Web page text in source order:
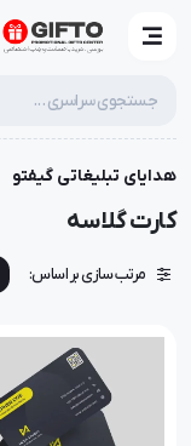
هدایای تبلیغاتی گیفتو
کارت گلاسه
مرتب سازی بر اساس: